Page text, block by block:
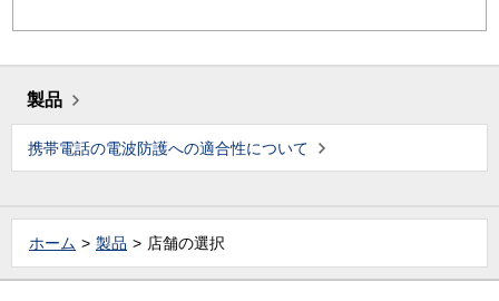
製品
携帯電話の電波防護への適合性について
ホーム 製品 店舗の選択